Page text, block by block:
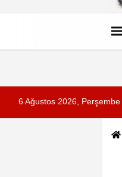
6 Ağustos 2026, Perşembe